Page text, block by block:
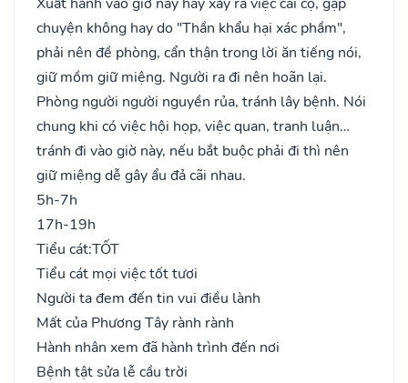
chuyện không hay do "Thần khẩu hại xác phầm",
phải nên đề phòng, cẩn thận trong lời ăn tiếng nói,
giữ mồm giữ miệng. Người ra đi nên hoãn lại.
Phòng người người nguyền rủa, tránh lây bệnh. Nói
chung khi có việc hội họp, việc quan, tranh luận…
tránh đi vào giờ này, nếu bắt buộc phải đi thì nên
giữ miệng dễ gây ẩu đả cãi nhau.
5h-7h
17h-19h
Tiểu cát:TỐT
Tiểu cát mọi việc tốt tươi
Người ta đem đến tin vui điều lành
Mất của Phương Tây rành rành
Hành nhân xem đã hành trình đến nơi
Bệnh tật sửa lễ cầu trời